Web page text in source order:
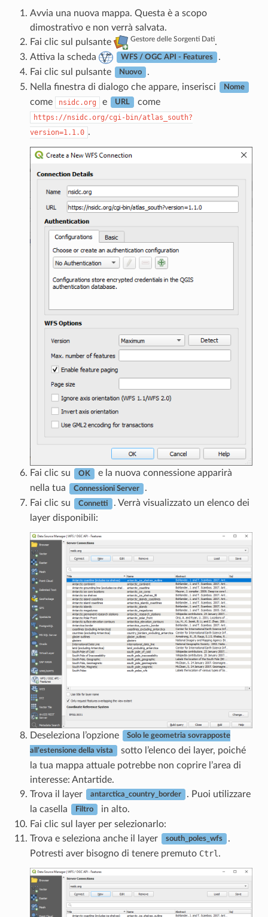
Avvia una nuova mappa. Questa è a scopo
dimostrativo e non verrà salvata.
Fai clic sul pulsante
Gestore delle Sorgenti Dati.
Attiva la scheda
WFS / OGC API - Features
.
Fai clic sul pulsante
Nuovo
.
Nella finestra di dialogo che appare, inserisci
Nome
come nsidc.org e URL come
https://nsidc.org/cgi-bin/atlas_south?
version=1.1.0 .
Fai clic su OK
e la nuova connessione apparirà
nella tua
Connessioni Server
.
Fai clic su
Connetti
. Verrà visualizzato un elenco dei
layer disponibili:
Deseleziona l’opzione Solo le geometria sovrapposte
all’estensione della vista
sotto l’elenco dei layer, poiché
la tua mappa attuale potrebbe non coprire l’area di
interesse: Antartide.
Trova il layer
antarctica_country_border
. Puoi utilizzare
la casella
Filtro
in alto.
Fai clic sul layer per selezionarlo:
Trova e seleziona anche il layer
south_poles_wfs
.
Potresti aver bisogno di tenere premuto Ctrl .